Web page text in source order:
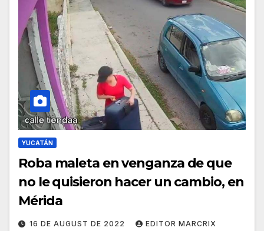
YUCATÁN
Roba maleta en venganza de que
no le quisieron hacer un cambio, en
Mérida
16 DE AUGUST DE 2022 EDITOR MARCRIX